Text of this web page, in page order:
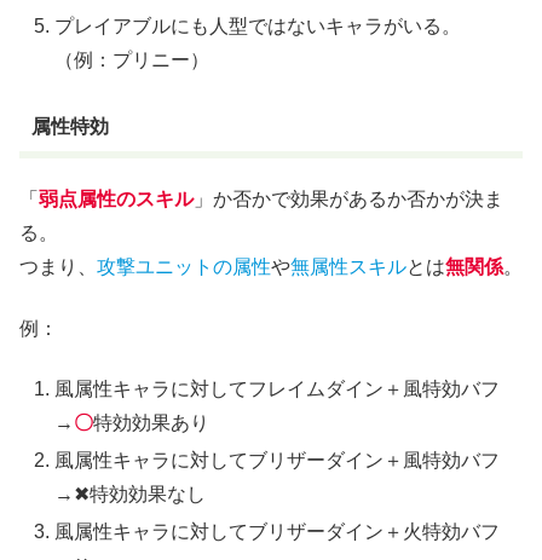
プレイアブルにも人型ではないキャラがいる。
（例：プリニー）
属性特効
「 弱点属性のスキル」か否かで効果があるか否かが決ま
る。
つまり、 攻撃ユニットの属性や無属性スキルとは無関係。
例：
風属性キャラに対してフレイムダイン＋風特効バフ
→ 〇特効効果あり
風属性キャラに対してブリザーダイン＋風特効バフ
→✖特効効果なし
風属性キャラに対してブリザーダイン＋火特効バフ